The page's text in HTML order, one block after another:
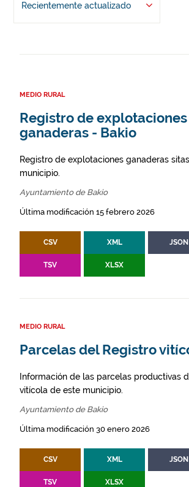
Recientemente actualizado
MEDIO RURAL
Registro de explotaciones
ganaderas - Bakio
Registro de explotaciones ganaderas
municipio.
Ayuntamiento de Bakio
Última modificación 15 febrero 2026
CSV XML JSON
TSV XLSX
MEDIO RURAL
Parcelas del Registro
Información de las parcelas productivas
vitícola de este municipio.
Ayuntamiento de Bakio
Última modificación 30 enero 2026
CSV XML JSON
TSV XLSX